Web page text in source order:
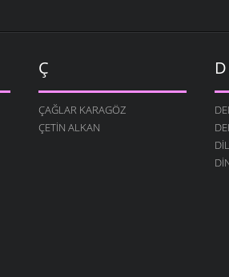
Ç
ÇAĞLAR KARAGÖZ
ÇETIN ALKAN
D